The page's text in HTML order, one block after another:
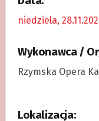
niedziela,
Wykonawca /
Rzymska Opera
Lokalizacja: